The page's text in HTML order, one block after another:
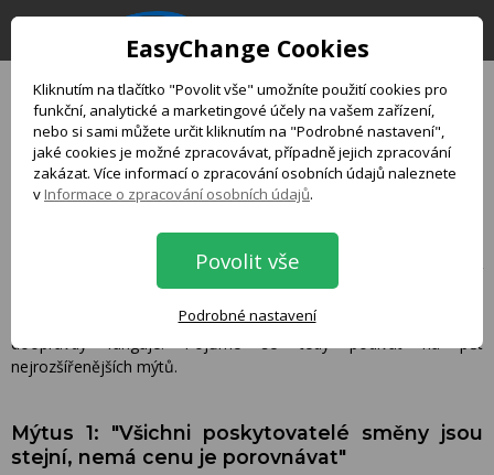
5 mýtů o směně peněz,
kterým možná věříte i Vy
Máte pocit, že při každé směně měn přicházíte o zbytečně
mnoho peněz? Nejste sami. Mnoho Čechů stále žije v zajetí
přitom stačí tak málo – vědět, jak to na trhu směny peněz
doopravdy funguje. Pojďme se tedy podívat na pět
nejrozšířenějších mýtů.
Mýtus 1: "Všichni poskytovatelé směny jsou
stejní, nemá cenu je porovnávat"
EasyChange Cookies
Kliknutím na tlačítko "Povolit vše" umožníte použití cookies pro
funkční, analytické a marketingové účely na vašem zařízení,
nebo si sami můžete určit kliknutím na "Podrobné nastavení",
jaké cookies je možné zpracovávat, případně jejich zpracování
zakázat. Více informací o zpracování osobních údajů naleznete
vInformace o zpracování osobních údajů.
Povolit vše
Podrobné nastavení